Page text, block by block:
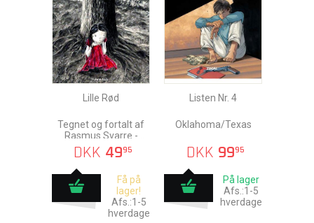
Lille Rød
Tegnet og fortalt af
Rasmus Svarre -
Sidste chance!
DKK 4995
Få på
lager!
Afs.:1-5
hverdage
Listen Nr. 4
Oklahoma/Texas
DKK 9995
På lager
Afs.:1-5
hverdage